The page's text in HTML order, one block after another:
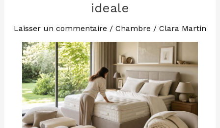
ideale
Laisser un commentaire / Chambre / Clara Martin
literie
ideale